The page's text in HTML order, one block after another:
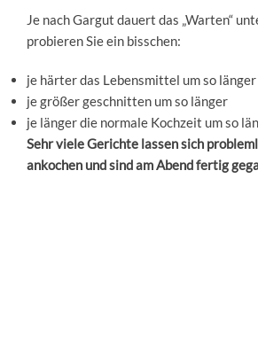
Je nach Gargut dauert das „Warten“
probieren Sie ein bisschen:
je härter das Lebensmittel um so länger
je größer geschnitten um so länger
je länger die normale Kochzeit um so
Sehr viele Gerichte lassen sich
ankochen und sind am Abend fertig